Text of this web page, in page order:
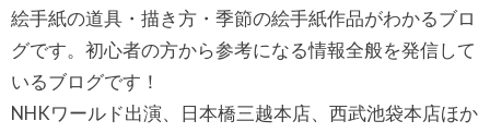
絵手紙の道具・描き方・季節の絵手紙作品がわかるブロ
グです。初心者の方から参考になる情報全般を発信して
いるブログです！
NHKワールド出演、日本橋三越本店、西武池袋本店ほか